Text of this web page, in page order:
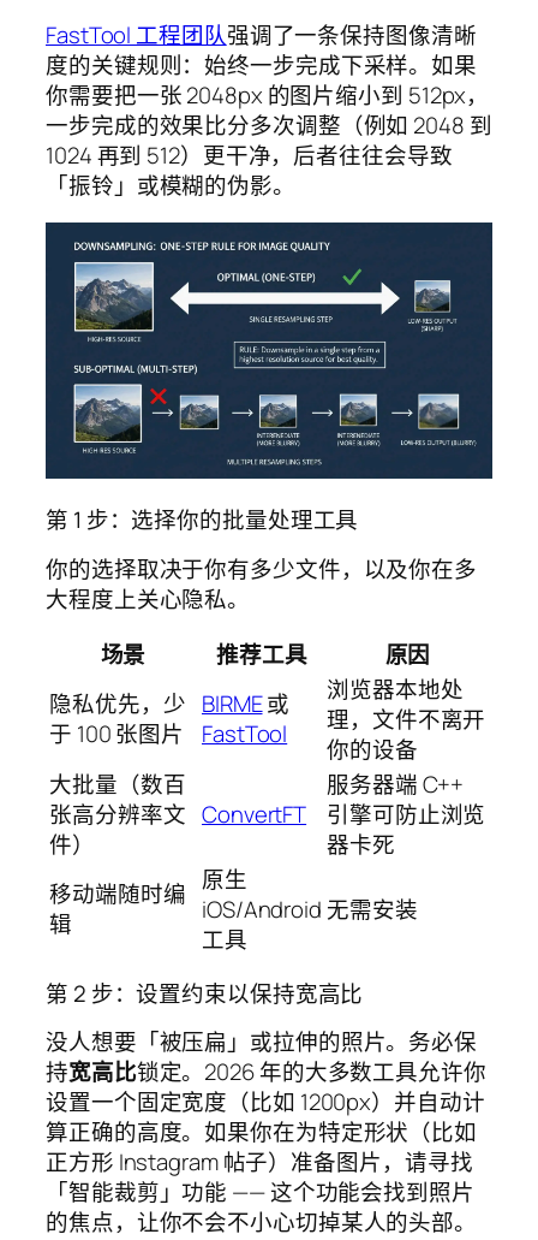
FastTool 工程团队强调了一条保持图像清晰
度的关键规则：始终一步完成下采样。如果
你需要把一张 2048px 的图片缩小到 512px，
一步完成的效果比分多次调整（例如 2048 到
1024 再到 512）更干净，后者往往会导致
「振铃」或模糊的伪影。
第 1 步：选择你的批量处理工具
你的选择取决于你有多少文件，以及你在多
大程度上关心隐私。
场景
推荐工具
原因
隐私优先，少
于 100 张图片
BIRME或
FastTool
浏览器本地处
理，文件不离开
你的设备
大批量（数百
张高分辨率文
件）
ConvertFT
服务器端 C++
引擎可防止浏览
器卡死
移动端随时编
辑
原生
iOS/Android
工具
无需安装
第 2 步：设置约束以保持宽高比
没人想要「被压扁」或拉伸的照片。务必保
持宽高比锁定。2026 年的大多数工具允许你
设置一个固定宽度（比如 1200px）并自动计
算正确的高度。如果你在为特定形状（比如
正方形 Instagram 帖子）准备图片，请寻找
「智能裁剪」功能 —— 这个功能会找到照片
的焦点，让你不会不小心切掉某人的头部。